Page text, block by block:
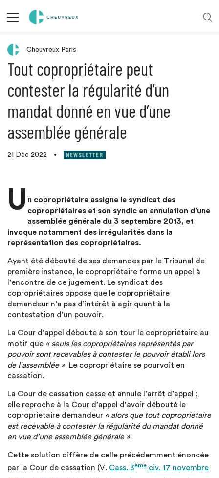
Retour aux actualités
Cheuvreux Paris
Tout copropriétaire peut
contester la régularité d’un
mandat donné en vue d’une
assemblée générale
21 Déc 2022 • NEWSLETTER
U n copropriétaire assigne le syndicat des
copropriétaires et son syndic en annulation d’une
assemblée générale du 3 septembre 2013, et
invoque notamment des irrégularités dans la
représentation des copropriétaires.
Ayant été débouté de ses demandes par le Tribunal de
première instance, le copropriétaire forme un appel à
l’encontre de ce jugement. Le syndicat des
copropriétaires oppose que le copropriétaire
demandeur n’a pas d’intérêt à agir quant à la
contestation d’un pouvoir.
La Cour d’appel déboute à son tour le copropriétaire au
motif que « seuls les copropriétaires représentés par
pouvoir sont recevables à contester le pouvoir établi lors
de l’assemblée ». Le copropriétaire se pourvoit en
cassation.
La Cour de cassation casse et annule l’arrêt d’appel ;
elle reproche à la Cour d’appel d’avoir débouté le
copropriétaire demandeur « alors que tout copropriétaire
est recevable à contester la régularité du mandat donné
en vue d’une assemblée générale ».
Cette solution diffère de celle précédemment énoncée
par la Cour de cassation (V. Cass. 3ème civ. 17 novembre